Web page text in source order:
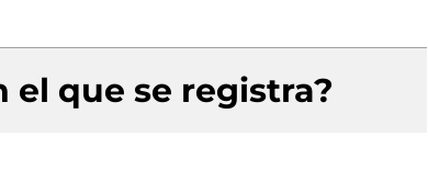
el que se registra?